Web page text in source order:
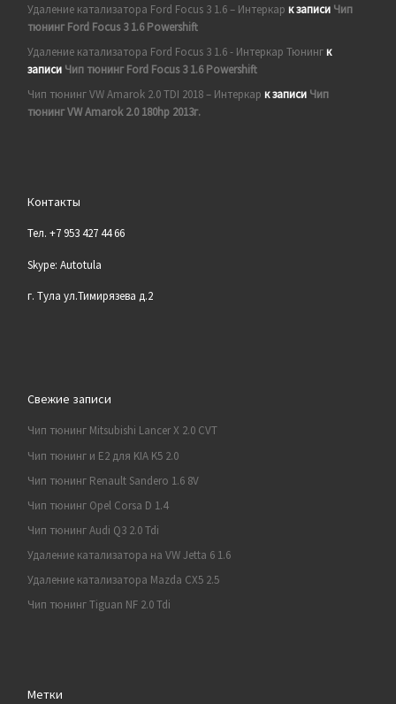
Удаление катализатора Ford Focus 3 1.6 – Интеркар к записи Чип
тюнинг Ford Focus 3 1.6 Powershift
Удаление катализатора Ford Focus 3 1.6 - Интеркар Тюнингк
записи Чип тюнинг Ford Focus 3 1.6 Powershift
Чип тюнинг VW Amarok 2.0 TDI 2018 – Интеркар к записи Чип
тюнинг VW Amarok 2.0 180hp 2013г.
Контакты
Тел. +7 953 427 44 66
Skype: Autotula
г. Тула ул.Тимирязева д.2
Свежие записи
Чип тюнинг Mitsubishi Lancer X 2.0 CVT
Чип тюнинг и E2 для KIA K5 2.0
Чип тюнинг Renault Sandero 1.6 8V
Чип тюнинг Opel Corsa D 1.4
Чип тюнинг Audi Q3 2.0 Tdi
Удаление катализатора на VW Jetta 6 1.6
Удаление катализатора Mazda CX5 2.5
Чип тюнинг Tiguan NF 2.0 Tdi
Метки